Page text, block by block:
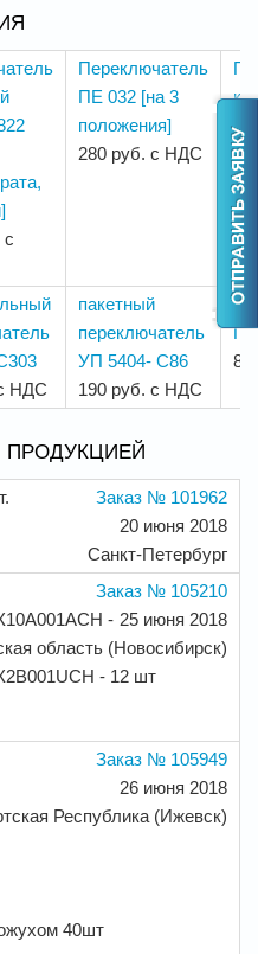
с
Переключатель
ПЕ 032 [на 3
положения]
280 руб. с НДС
НДС
пакетный
переключатель
УП 5404- С86
190 руб. с НДС
ПРОДУКЦИЕЙ
Заказ № 101962
20 июня 2018
Санкт-Петербург
Заказ № 105210
25 июня 2018
область (Новосибирск)
-
- 12 шт
Заказ № 105949
26 июня 2018
Республика (Ижевск)
40шт